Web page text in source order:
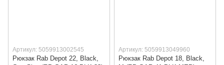
Артикул: 5059913002545
Рюкзак Rab Depot 22, Black,
Артикул: 5059913049960
Рюкзак Rab Depot 18, Black,